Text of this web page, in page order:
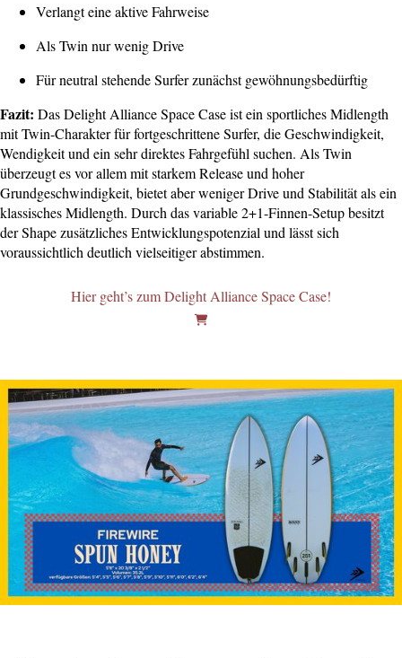
Verlangt eine aktive Fahrweise
Als Twin nur wenig Drive
Für neutral stehende Surfer zunächst gewöhnungsbedürftig
Fazit: Das Delight Alliance Space Case ist ein sportliches Midlength
mit Twin-Charakter für fortgeschrittene Surfer, die Geschwindigkeit,
Wendigkeit und ein sehr direktes Fahrgefühl suchen. Als Twin
überzeugt es vor allem mit starkem Release und hoher
Grundgeschwindigkeit, bietet aber weniger Drive und Stabilität als ein
klassisches Midlength. Durch das variable 2+1-Finnen-Setup besitzt
der Shape zusätzliches Entwicklungspotenzial und lässt sich
voraussichtlich deutlich vielseitiger abstimmen.
Hier geht’s zum Delight Alliance Space Case!